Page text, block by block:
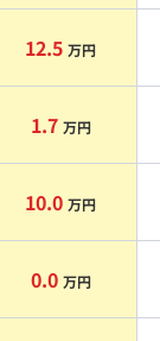
12.5 万円
1.7 万円
10.0 万円
0.0 万円